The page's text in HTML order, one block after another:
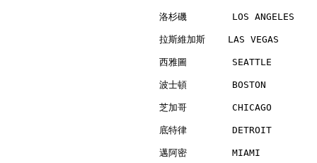
洛杉磯        LOS
拉斯維加斯    LAS
西雅圖        SEATTLE
波士頓        BOSTON
芝加哥        CHICAGO
底特律        DETROIT
邁阿密        MIAMI